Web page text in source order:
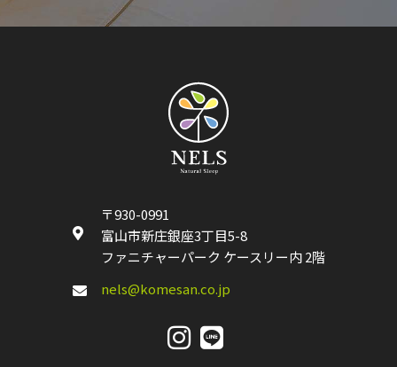
〒930-0991
富山市新庄銀座3丁目5-8
ファニチャーパーク ケースリー内 2階
nels@komesan.co.jp